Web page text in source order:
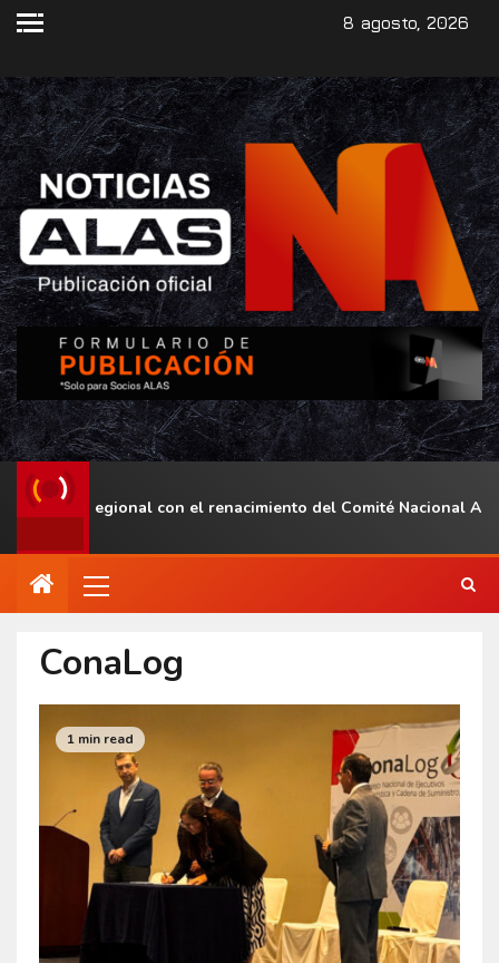
8 agosto, 2026
regional con el renacimiento del Comité Nacional ALAS
ConaLog
1 min read